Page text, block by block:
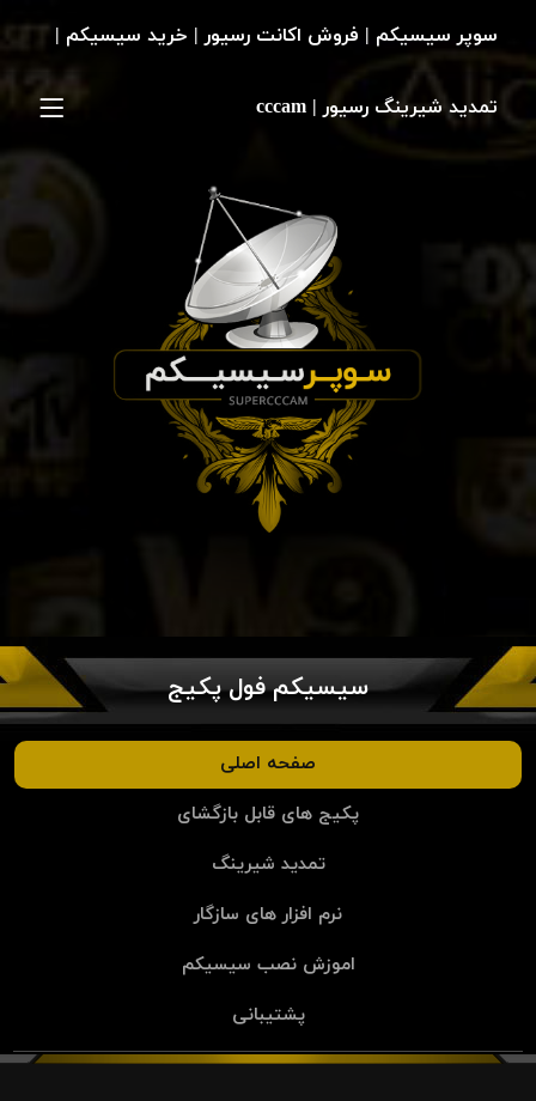
سیسیکم فول پکیج
صفحه اصلی
پکیج های قابل بازگشای
تمدید شیرینگ
نرم افزار های سازگار
اموزش نصب سیسیکم
پشتیبانی
سوپر سیسیکم | فروش اکانت رسیور | خرید سیسیکم |
تمدید شیرینگ رسیور | cccam